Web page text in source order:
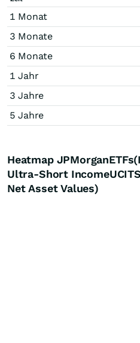
1 Monat
3 Monate
6 Monate
1 Jahr
3 Jahre
5 Jahre
Heatmap
Ultra-Short
Net Asset Values)